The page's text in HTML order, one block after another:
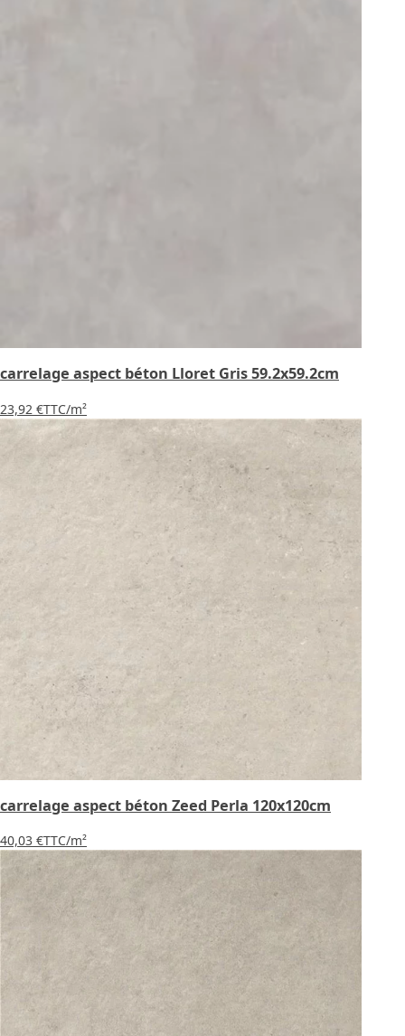
carrelage aspect béton Lloret Gris 59.2x59.2cm
23,92 €TTC/m²
carrelage aspect béton Zeed Perla 120x120cm
40,03 €TTC/m²